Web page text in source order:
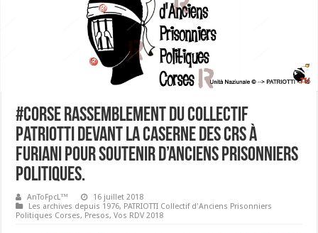
#Corse Rassemblement du Collectif
Patriotti devant la caserne des CRS à
Furiani pour soutenir d’anciens prisonniers
politiques.
AnToFpcL™
16 juillet 2018
Les archives depuis 1976, PATRIOTTI Collectif d'Anciens Prisonniers
Politiques Corses, Presos,Vos RDV 2018